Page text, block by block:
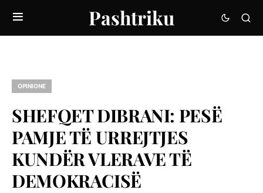
Pashtriku
OPINIONE
SHEFQET DIBRANI: PESË
PAMJE TË URREJTJES
KUNDËR VLERAVE TË
DEMOKRACISË